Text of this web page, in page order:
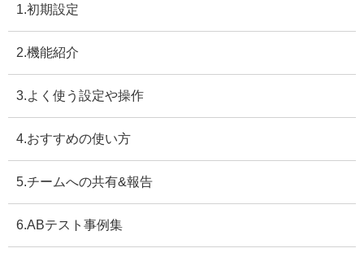
1.初期設定
2.機能紹介
3.よく使う設定や操作
4.おすすめの使い方
5.チームへの共有&報告
6.ABテスト事例集